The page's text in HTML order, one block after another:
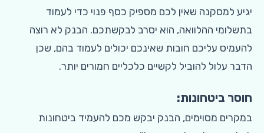
יגיע למסקנה שאין לכם מספיק כסף פנוי כדי לעמוד
בתשלומי ההלוואה, הוא יסרב לבקשתכם. הבנק לא רוצה
להעמיס עליכם חובות שאינכם יכולים לעמוד בהם, שכן
הדבר עלול להוביל לקשיים כלכליים חמורים יותר.
חוסר ביטחונות:
במקרים מסוימים, הבנק יבקש מכם להעמיד ביטחונות